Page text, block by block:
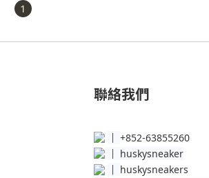
1
聯絡我們
│ +852-63855260
│ huskysneaker
huskysneakers